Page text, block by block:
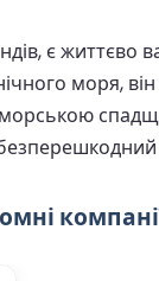
є
моря,
морською